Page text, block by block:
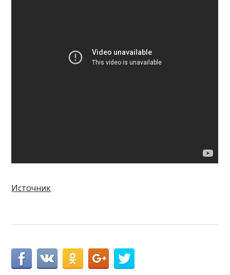
Источник